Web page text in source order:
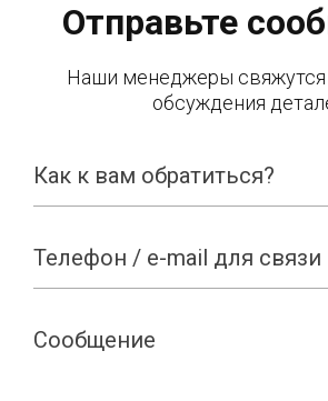
Отправьте
Наши менеджеры свяжутся
обсуждения